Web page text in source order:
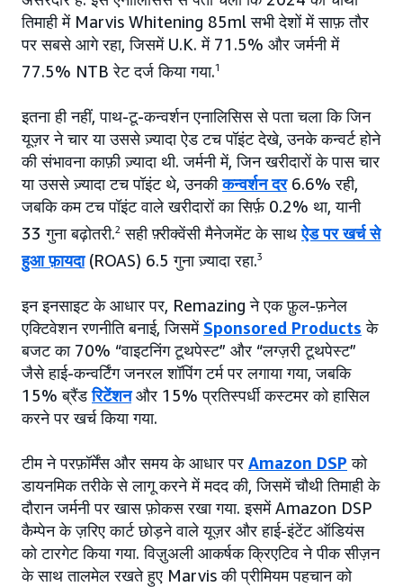
तिमाही में Marvis Whitening 85ml सभी देशों में साफ़ तौर
पर सबसे आगे रहा, जिसमें U.K. में 71.5% और जर्मनी में
77.5% NTB रेट दर्ज किया गया.1
इतना ही नहीं, पाथ-टू-कन्वर्शन एनालिसिस से पता चला कि जिन
यूज़र ने चार या उससे ज़्यादा ऐड टच पॉइंट देखे, उनके कन्वर्ट होने
की संभावना काफ़ी ज़्यादा थी. जर्मनी में, जिन खरीदारों के पास चार
या उससे ज़्यादा टच पॉइंट थे, उनकीकन्वर्शन दर6.6% रही,
जबकि कम टच पॉइंट वाले खरीदारों का सिर्फ़ 0.2% था, यानी
33 गुना बढ़ोतरी.2 सही फ़्रीक्वेंसी मैनेजमेंट के साथऐड पर खर्च से
हुआ फ़ायदा(ROAS) 6.5 गुना ज़्यादा रहा.3
इन इनसाइट के आधार पर, Remazing ने एक फ़ुल-फ़नेल
एक्टिवेशन रणनीति बनाई, जिसमें Sponsored Products के
बजट का 70% “वाइटनिंग टूथपेस्ट” और “लग्ज़री टूथपेस्ट”
जैसे हाई-कन्वर्टिंग जनरल शॉपिंग टर्म पर लगाया गया, जबकि
15% ब्रैंडरिटेंशनऔर 15% प्रतिस्पर्धी कस्टमर को हासिल
करने पर खर्च किया गया.
टीम ने परफ़ॉर्मेंस और समय के आधार पर Amazon DSP को
डायनमिक तरीके से लागू करने में मदद की, जिसमें चौथी तिमाही के
दौरान जर्मनी पर खास फ़ोकस रखा गया. इसमें Amazon DSP
कैम्पेन के ज़रिए कार्ट छोड़ने वाले यूज़र और हाई-इंटेंट ऑडियंस
को टारगेट किया गया. विज़ुअली आकर्षक क्रिएटिव ने पीक सीज़न
के साथ तालमेल रखते हुए Marvis की प्रीमियम पहचान को